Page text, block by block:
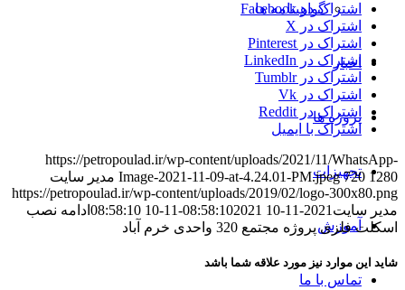
گواهینامه ها
اخبار
پروژه ها
تجهیزات
آموزش
تماس با ما
اشتراک در Facebook
اشتراک در X
اشتراک در Pinterest
اشتراک در LinkedIn
اشتراک در Tumblr
اشتراک در Vk
اشتراک در Reddit
اشتراک با ایمیل
https://petropoulad.ir/wp-content/uploads/2021/11/WhatsApp-
Image-2021-11-09-at-4.24.01-PM.jpeg 720 1280
مدیر سایت
https://petropoulad.ir/wp-content/uploads/2019/02/logo-300x80.png
مدیر سایت 2021-11-10 08:58:10
2021-11-10 08:58:10
ادامه نصب
اسکلت فلزی پروژه مجتمع 320 واحدی خرم آباد
شاید این موارد نیز مورد علاقه شما باشد